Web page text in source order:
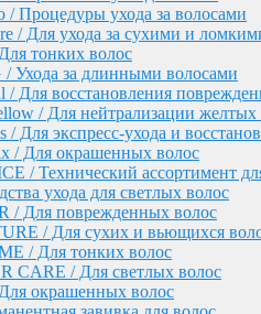
завивка для волос
/ Технический ассортимент для
серия
серия
для стайлинга
восстановления и укрепления
COLORSHADE
эмульсия
/ Процедуры ухода за волосами
/ Для ухода за сухими и
тонких волос
Ухода за длинными волосами
Для восстановления
/ Для нейтрализации желтых
Для экспресс-ухода и
/ Для окрашенных волос
/ Технический ассортимент
ухода для светлых волос
/ Для поврежденных волос
/ Для сухих и вьющихся
/ Для тонких волос
CARE / Для светлых волос
окрашенных волос